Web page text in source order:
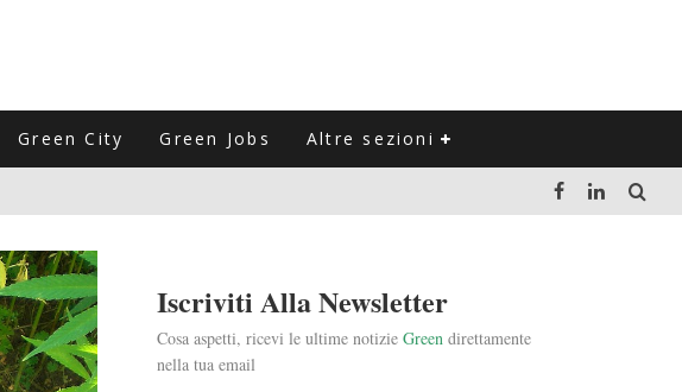
Green City Green Jobs Altre sezioni
PRATICA PER EVITARLI)
CONQUISTANDO L'ITALIA
Iscriviti Alla Newsletter
Cosa aspetti, ricevi le ultime notizie Green direttamente
nella tua email